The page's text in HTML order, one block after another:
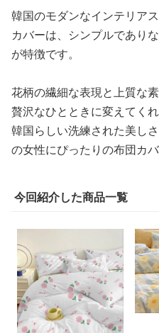
韓国のモダンなインテリア
カバーは、シンプルであり
が特徴です。
花柄の繊細な表現と上質な
贅沢なひとときに変えてくれ
韓国らしい洗練された美し
の女性にぴったりの布団カバ
今回紹介した商品一覧